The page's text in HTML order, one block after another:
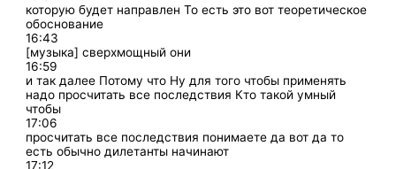
которую будет направлен То есть это вот теоретическое
обоснование
16:43
[музыка] сверхмощный они
16:59
и так далее Потому что Ну для того чтобы применять
надо просчитать все последствия Кто такой умный
чтобы
17:06
просчитать все последствия понимаете да вот да то
есть обычно дилетанты начинают
17:12